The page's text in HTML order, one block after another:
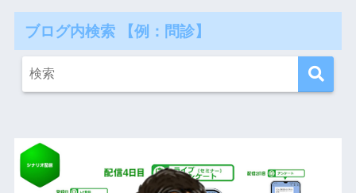
ブログ内検索 【例：問診】